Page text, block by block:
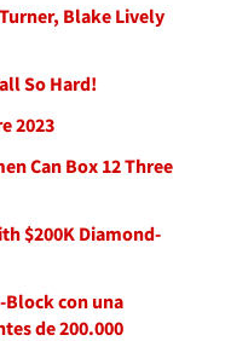
Blake Lively
So Hard!
2023
Can Box 12 Three
$200K Diamond-
Block con una
de 200.000